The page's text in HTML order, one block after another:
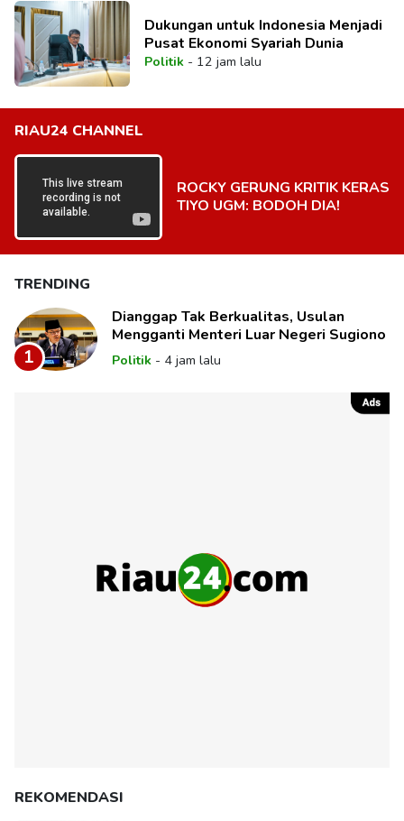
Dukungan untuk Indonesia Menjadi
Pusat Ekonomi Syariah Dunia
Politik- 12 jam lalu
RIAU24 CHANNEL
ROCKY GERUNG KRITIK KERAS
TIYO UGM: BODOH DIA!
TRENDING
1
Dianggap Tak Berkualitas, Usulan
Mengganti Menteri Luar Negeri Sugiono
Politik - 4 jam lalu
REKOMENDASI